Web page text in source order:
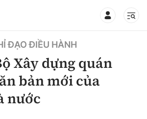
ĐẠO ĐIỀU HÀNH
Xây dựng quán
bản mới của
nước